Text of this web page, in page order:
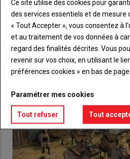
Lien Créez un
Ce site utilise des cookies pour
des services essentiels et de mesure
« Tout Accepter », vous consentez à
et au traitement de vos données à
regard des finalités décrites. Vous
revenir sur vos choix, en utilisant le
préférences cookies » en bas de page
Paramétrer mes cookies
Tout refuser Tout